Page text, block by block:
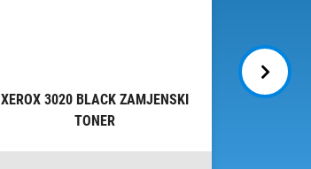
XEROX 3020 BLACK ZAMJENSKI
TONER
XEROX